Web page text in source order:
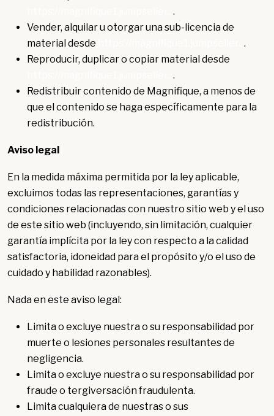
.
Vender, alquilar u otorgar una sub-licencia de
material desde
.
Reproducir, duplicar o copiar material desde
.
Redistribuir contenido de Magnifique, a menos de
que el contenido se haga específicamente para la
redistribución.
Aviso legal
En la medida máxima permitida por la ley aplicable,
excluimos todas las representaciones, garantías y
condiciones relacionadas con nuestro sitio web y el uso
de este sitio web (incluyendo, sin limitación, cualquier
garantía implícita por la ley con respecto a la calidad
satisfactoria, idoneidad para el propósito y/o el uso de
cuidado y habilidad razonables).
Nada en este aviso legal:
Limita o excluye nuestra o su responsabilidad por
muerte o lesiones personales resultantes de
negligencia.
Limita o excluye nuestra o su responsabilidad por
fraude o tergiversación fraudulenta.
Limita cualquiera de nuestras o sus